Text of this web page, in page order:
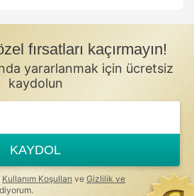
fırsatları kaçırmayın!
yararlanmak için ücretsiz
kaydolun
KAYDOL
Kullanım Koşulları ve Gizlilik ve